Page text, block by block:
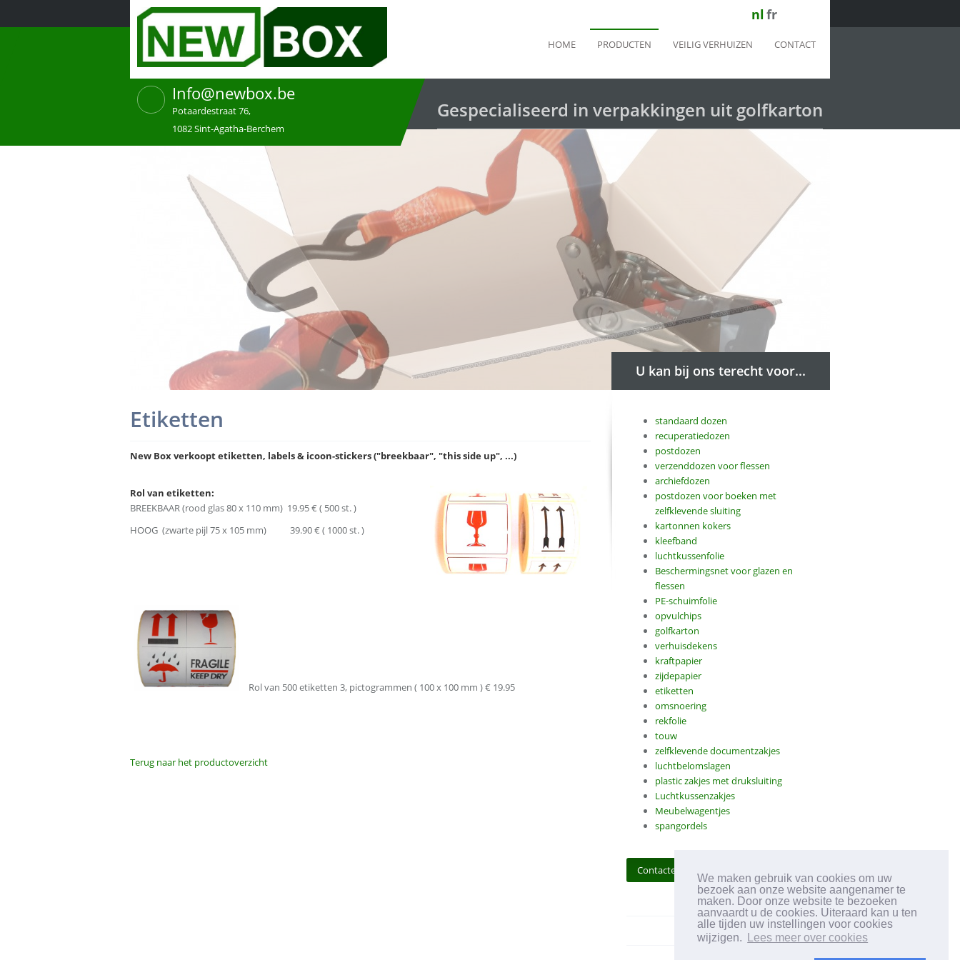
We maken gebruik van cookies om uw
bezoek aan onze website aangenamer te
maken. Door onze website te bezoeken
aanvaardt u de cookies. Uiteraard kan u ten
alle tijden uw instellingen voor cookies
wijzigen.
Lees meer over cookies
nlfr
HOME PRODUCTEN VEILIG VERHUIZEN CONTACT
Info@newbox.be
Potaardestraat 76,
1082 Sint-Agatha-Berchem
Gespecialiseerd in verpakkingen uit golfkarton
Gespecialiseerd in verpakkingen uit golfkarton
Etiketten
New Box verkoopt etiketten, labels & icoon-stickers ("breekbaar", "this side up", ...)
Rol van etiketten:
BREEKBAAR (rood glas 80 x 110 mm) 19.95 € ( 500 st. )
HOOG (zwarte pijl 75 x 105 mm)
39.90 € ( 1000 st. )
Rol van 500 etiketten 3, pictogrammen ( 100 x 100 mm ) € 19.95
Terug naar het productoverzicht
U kan bij ons terecht voor...
standaard dozen
recuperatiedozen
postdozen
verzenddozen voor flessen
archiefdozen
postdozen voor boeken met
zelfklevende sluiting
kartonnen kokers
kleefband
luchtkussenfolie
Beschermingsnet voor glazen en
flessen
PE-schuimfolie
opvulchips
golfkarton
verhuisdekens
kraftpapier
zijdepapier
etiketten
omsnoering
rekfolie
touw
zelfklevende documentzakjes
luchtbelomslagen
plastic zakjes met druksluiting
Luchtkussenzakjes
Meubelwagentjes
spangordels
Contacteer ons